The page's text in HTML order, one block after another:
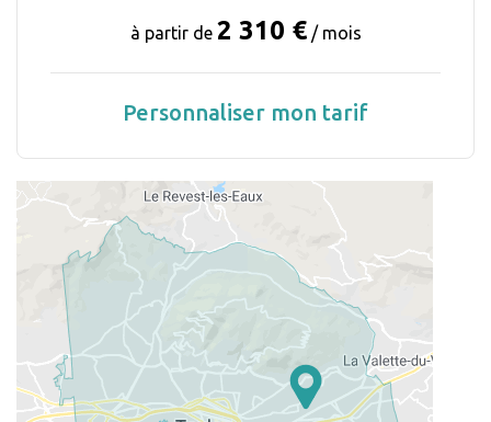
à partir de 2 310 €/ mois
Personnaliser mon tarif